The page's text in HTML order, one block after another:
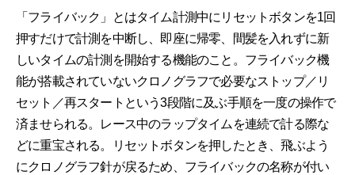
「フライバック」とはタイム計測中にリセットボタンを1回
押すだけで計測を中断し、即座に帰零、間髪を入れずに新
しいタイムの計測を開始する機能のこと。フライバック機
能が搭載されていないクロノグラフで必要なストップ／リ
セット／再スタートという3段階に及ぶ手順を一度の操作で
済ませられる。レース中のラップタイムを連続で計る際な
どに重宝される。リセットボタンを押したとき、飛ぶよう
にクロノグラフ針が戻るため、フライバックの名称が付い